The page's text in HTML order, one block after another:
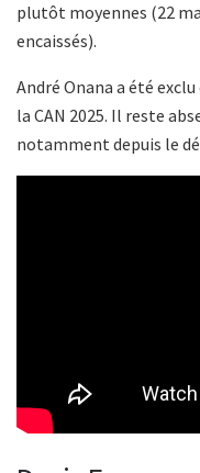
plutôt moyennes (22
encaissés).
André Onana a été
la CAN 2025. Il reste
notamment depuis le